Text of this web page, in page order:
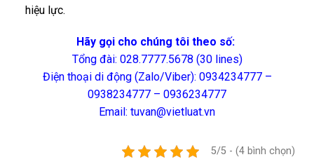
hiệu lực.
Hãy gọi cho chúng tôi theo số:
Tổng đài: 028.7777.5678 (30 lines)
Điện thoại di động (Zalo/Viber): 0934234777 –
0938234777 – 0936234777
Email: tuvan@vietluat.vn
5/5 - (4 bình chọn)